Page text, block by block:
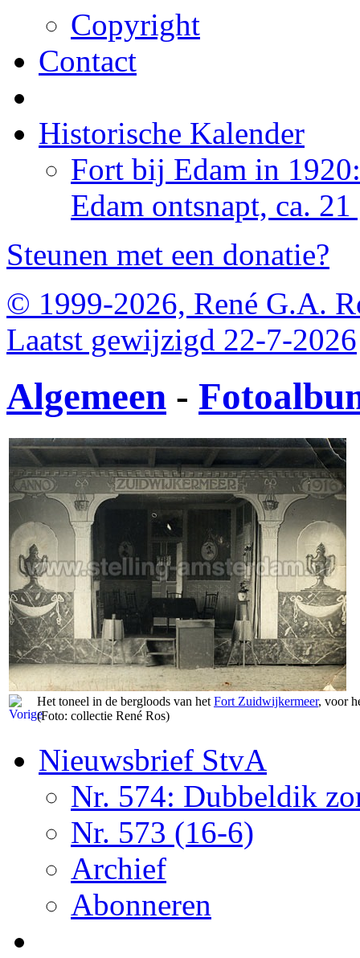
Copyright
Contact
Historische Kalender
Fort bij Edam in
Edam ontsnapt, ca.
Steunen met een donatie?
© 1999-2026, René G.A.
Laatst gewijzigd 22-7-2026
Algemeen -
Het toneel in de bergloods van het Fort Zuidwijkermeer, voor
(Foto: collectie René Ros)
Nieuwsbrief StvA
Nr. 574: Dubbeldik
Nr. 573 (16-6)
Archief
Abonneren